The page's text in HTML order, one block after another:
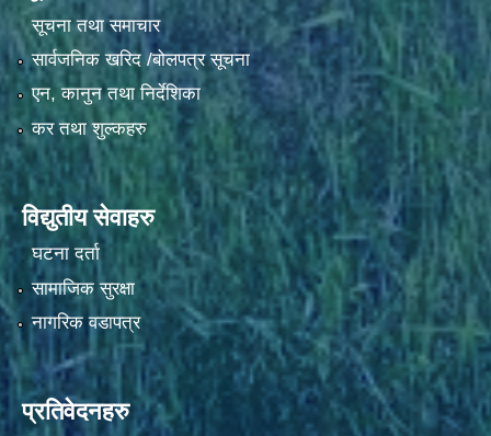
सूचना तथा समाचार
सार्वजनिक खरिद /बोलपत्र सूचना
एन, कानुन तथा निर्देशिका
कर तथा शुल्कहरु
विद्युतीय सेवाहरु
घटना दर्ता
सामाजिक सुरक्षा
नागरिक वडापत्र
प्रतिवेदनहरु